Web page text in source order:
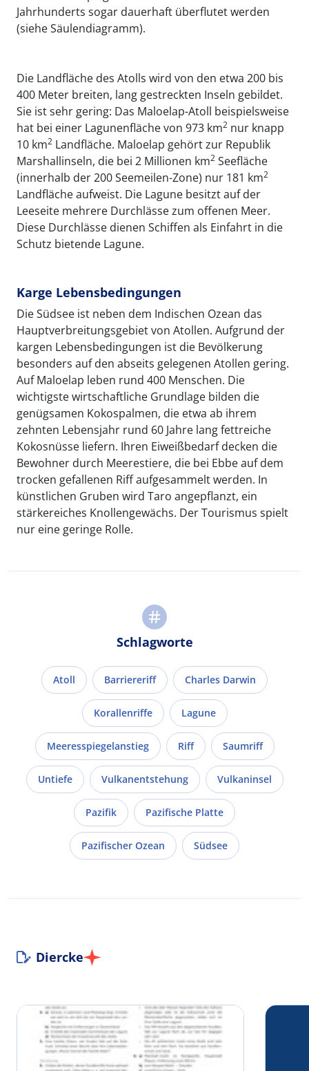
Jahrhunderts sogar dauerhaft überflutet werden
(siehe Säulendiagramm).
Die Landfläche des Atolls wird von den etwa 200 bis
400 Meter breiten, lang gestreckten Inseln gebildet.
Sie ist sehr gering: Das Maloelap-Atoll beispielsweise
hat bei einer Lagunenfläche von 973 km2 nur knapp
10 km2 Landfläche. Maloelap gehört zur Republik
Marshallinseln, die bei 2 Millionen km2 Seefläche
(innerhalb der 200 Seemeilen-Zone) nur 181 km2
Landfläche aufweist. Die Lagune besitzt auf der
Leeseite mehrere Durchlässe zum offenen Meer.
Diese Durchlässe dienen Schiffen als Einfahrt in die
Schutz bietende Lagune.
Karge Lebensbedingungen
Die Südsee ist neben dem Indischen Ozean das
Hauptverbreitungsgebiet von Atollen. Aufgrund der
kargen Lebensbedingungen ist die Bevölkerung
besonders auf den abseits gelegenen Atollen gering.
Auf Maloelap leben rund 400 Menschen. Die
wichtigste wirtschaftliche Grundlage bilden die
genügsamen Kokospalmen, die etwa ab ihrem
zehnten Lebensjahr rund 60 Jahre lang fettreiche
Kokosnüsse liefern. Ihren Eiweißbedarf decken die
Bewohner durch Meerestiere, die bei Ebbe auf dem
trocken gefallenen Riff aufgesammelt werden. In
künstlichen Gruben wird Taro angepflanzt, ein
stärkereiches Knollengewächs. Der Tourismus spielt
nur eine geringe Rolle.
Schlagworte
Atoll Barriereriff Charles Darwin
Korallenriffe Lagune
Meeresspiegelanstieg Riff Saumriff
Untiefe Vulkanentstehung Vulkaninsel
Pazifik Pazifische Platte
Pazifischer Ozean Südsee
Diercke